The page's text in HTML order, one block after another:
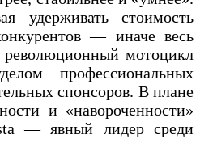
удерживать стоимость
— иначе весь
мотоцикл
профессиональных
спонсоров. В плане
и «навороченности»
— явный лидер среди